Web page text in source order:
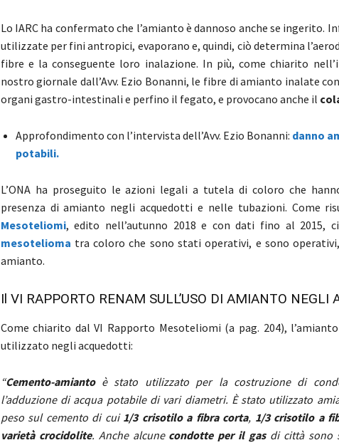
Lo IARC ha confermato che l’amianto è dannoso anche se ingerito.
utilizzate per fini antropici, evaporano e, quindi, ciò determina
fibre e la conseguente loro inalazione. In più, come chiarito
nostro giornale dall’Avv. Ezio Bonanni, le fibre di amianto inalate
organi gastro-intestinali e perfino il fegato, e provocano anche il
Approfondimento con l’intervista dell’Avv. Ezio Bonanni: danno
potabili.
L’ONA ha proseguito le azioni legali a tutela di coloro che
presenza di amianto negli acquedotti e nelle tubazioni. Come
Mesoteliomi, edito nell’autunno 2018 e con dati fino al 2015,
mesotelioma tra coloro che sono stati operativi, e sono
amianto.
Il VI RAPPORTO RENAM SULL’USO DI AMIANTO NEGLI
Come chiarito dal VI Rapporto Mesoteliomi (a pag. 204),
utilizzato negli acquedotti:
“Cemento-amiantoè stato utilizzato per la costruzione di
l’adduzione di acqua potabile di vari diametri. È stato utilizzato
peso sul cemento di cui 1/3 crisotilo a fibra corta, 1/3 crisotilo a
varietà crocidolite. Anche alcune condotte per il gasdi città sono